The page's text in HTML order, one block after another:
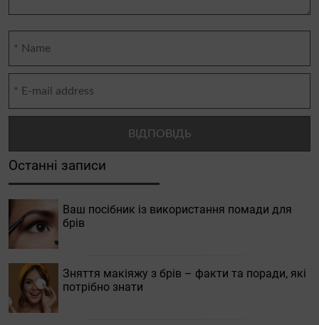
Останні записи
Ваш посібник із використання помади для
брів
Зняття макіяжу з брів – факти та поради, які
потрібно знати